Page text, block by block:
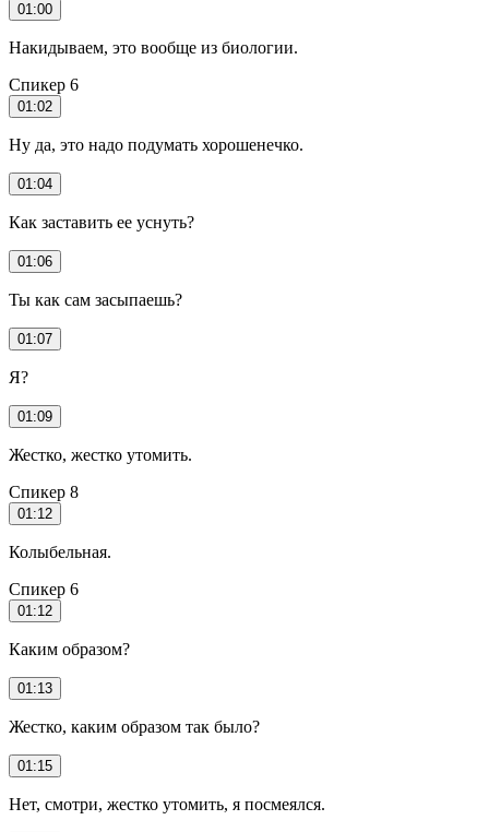
01:00
Накидываем, это вообще из биологии.
Спикер 6
01:02
Ну да, это надо подумать хорошенечко.
01:04
Как заставить ее уснуть?
01:06
Ты как сам засыпаешь?
01:07
Я?
01:09
Жестко, жестко утомить.
Спикер 8
01:12
Колыбельная.
Спикер 6
01:12
Каким образом?
01:13
Жестко, каким образом так было?
01:15
Нет, смотри, жестко утомить, я посмеялся.